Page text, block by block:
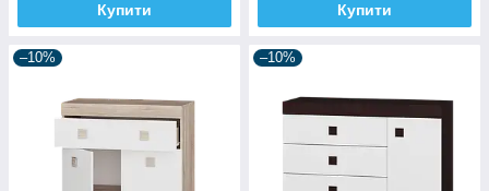
Купити Купити
–10% –10%